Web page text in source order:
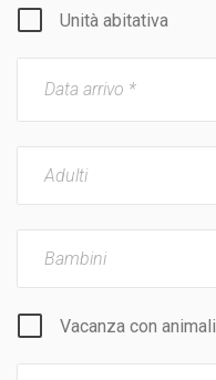
Unità abitativa
Data arrivo *
Adulti
Bambini
Vacanza con animali